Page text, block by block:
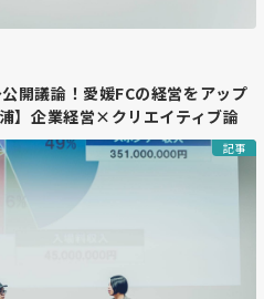
開議論！愛媛FCの経営をアップ
】企業経営×クリエイティブ論
記事